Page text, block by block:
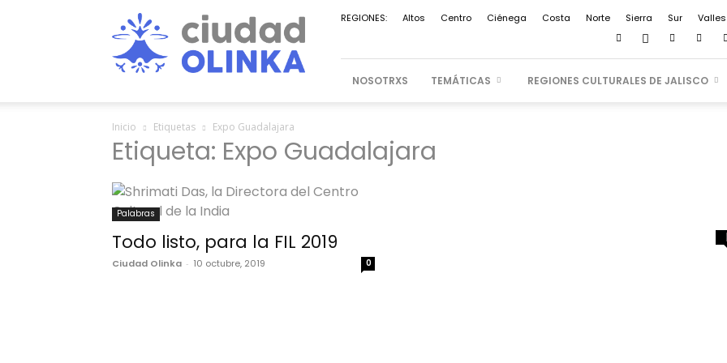
Ciudad
Olinka
REGIONES: Altos Centro Ciénega Costa Norte Sierra Sur Valles
NOSOTRXS TEMÁTICAS REGIONES CULTURALES DE JALISCO
Inicio Etiquetas Expo Guadalajara
Etiqueta: Expo Guadalajara
Palabras
Todo listo, para la FIL 2019
Ciudad Olinka - 10 octubre, 2019 0